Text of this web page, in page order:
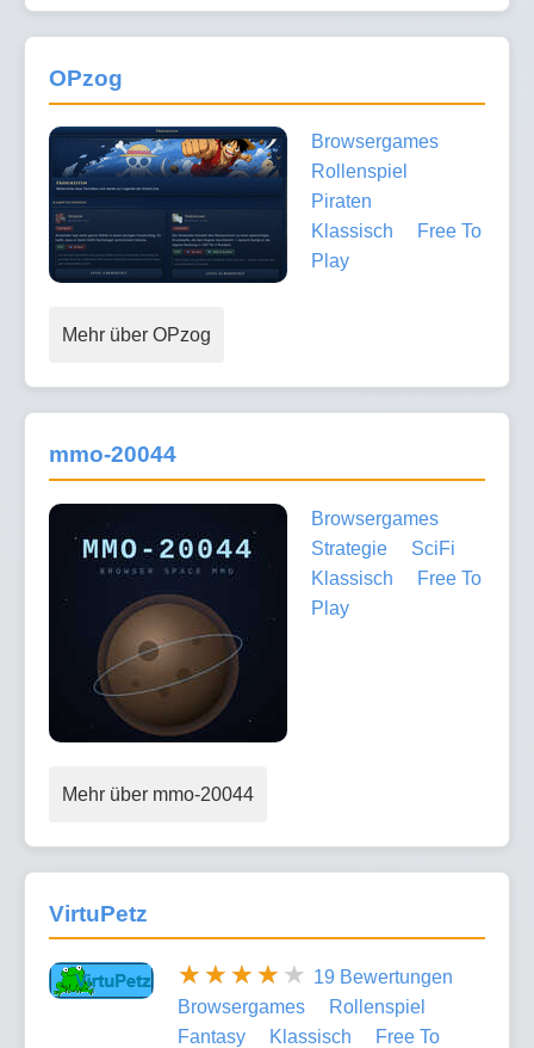
OPzog
Browsergames
Rollenspiel
Piraten
Klassisch
Free To
Play
Mehr über OPzog
mmo-20044
Browsergames
Strategie
SciFi
Klassisch
Free To
Play
Mehr über mmo-20044
VirtuPetz
19 Bewertungen
Browsergames
Rollenspiel
Fantasy
Klassisch
Free To